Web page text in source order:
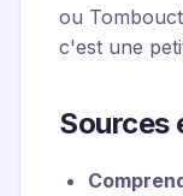
ou
c'est une
Sources